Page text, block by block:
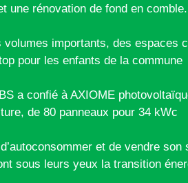
une rénovation de fond en comble.
importants, des espaces
pour les enfants de la commune
a confié à AXIOME
de 80 panneaux pour 34 kWc
et de vendre son
sous leurs yeux la transition